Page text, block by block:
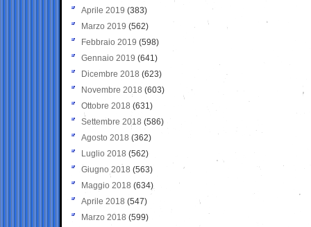
Aprile 2019 (383)
Marzo 2019 (562)
Febbraio 2019 (598)
Gennaio 2019 (641)
Dicembre 2018 (623)
Novembre 2018 (603)
Ottobre 2018 (631)
Settembre 2018 (586)
Agosto 2018 (362)
Luglio 2018 (562)
Giugno 2018 (563)
Maggio 2018 (634)
Aprile 2018 (547)
Marzo 2018 (599)